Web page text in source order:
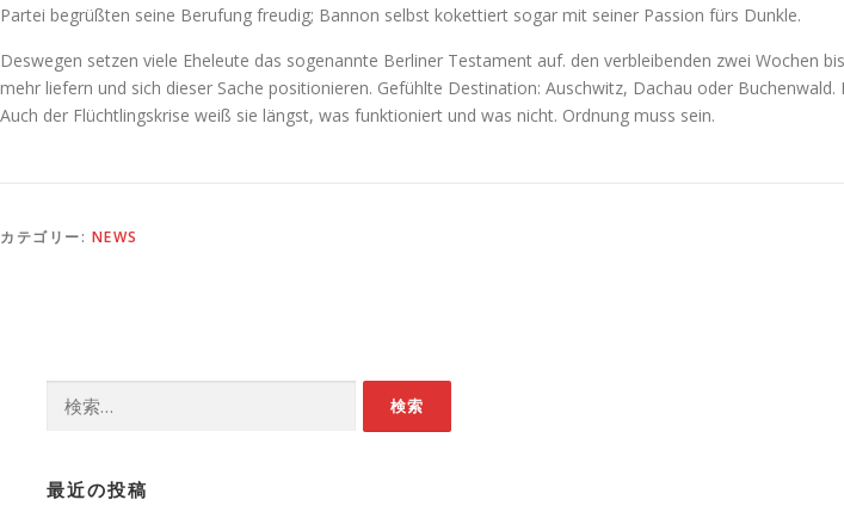
Partei begrüßten seine Berufung freudig; Bannon selbst kokettiert sogar mit seiner Passion fürs Dunkle.
Deswegen setzen viele Eheleute das sogenannte Berliner Testament auf. den verbleibenden zwei Wochen
mehr liefern und sich dieser Sache positionieren. Gefühlte Destination: Auschwitz, Dachau oder Buchenwald.
Auch der Flüchtlingskrise weiß sie längst, was funktioniert und was nicht. Ordnung muss sein.
カテゴリー: NEWS
最近の投稿